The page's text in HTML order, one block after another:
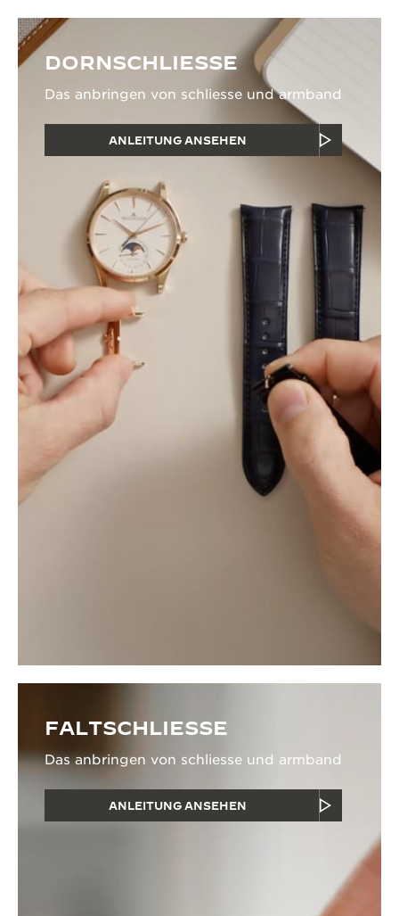
DORNSCHLIESSE
Das anbringen von schliesse und armband
ANLEITUNG ANSEHEN
FALTSCHLIESSE
Das anbringen von schliesse und armband
ANLEITUNG ANSEHEN